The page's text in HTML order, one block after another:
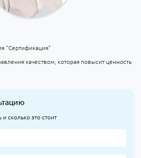
"Сертификация"
качеством, которая повысит ценность
сколько это стоит